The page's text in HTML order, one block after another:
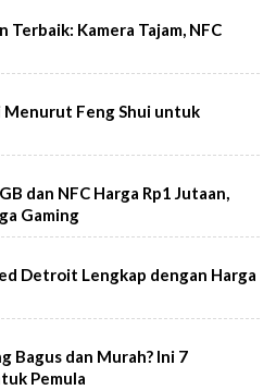
Terbaik: Kamera Tajam, NFC
Menurut Feng Shui untuk
dan NFC Harga Rp1 Jutaan,
Gaming
Detroit Lengkap dengan Harga
Bagus dan Murah? Ini 7
Pemula